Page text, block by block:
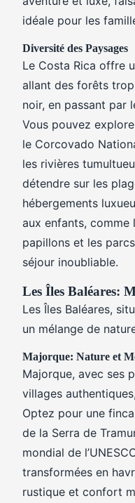
idéale pour les
Diversité des Paysages
Le Costa Rica offre
allant des forêts
noir, en passant par
Vous pouvez
le Corcovado
les rivières
détendre sur les
hébergements
aux enfants, comme
papillons et les
séjour inoubliable.
Les Îles Baléares:
Les Îles Baléares,
un mélange de
Majorque: Nature et
Majorque, avec ses
villages
Optez pour une
de la Serra de
mondial de
transformées en
rustique et confort